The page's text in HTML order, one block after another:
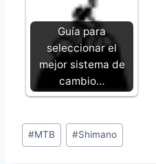
Guía para
seleccionar el
mejor sistema de
cambio…
Etiquetas
de
#MTB #Shimano